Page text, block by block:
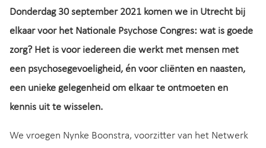
Donderdag 30 september 2021 komen we in Utrecht bij
elkaar voor het Nationale Psychose Congres: wat is goede
zorg? Het is voor iedereen die werkt met mensen met
een psychosegevoeligheid, én voor cliënten en naasten,
een unieke gelegenheid om elkaar te ontmoeten en
kennis uit te wisselen.
We vroegen Nynke Boonstra, voorzitter van het Netwerk